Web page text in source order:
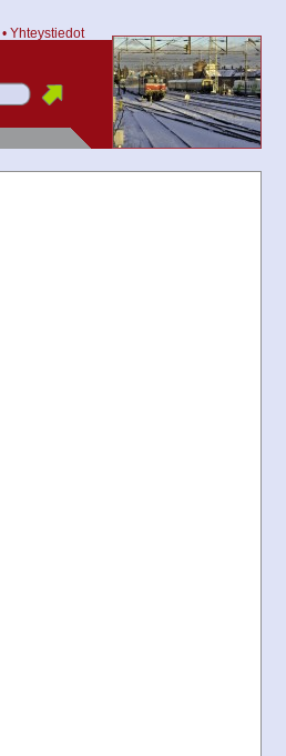
• Yhteystiedot